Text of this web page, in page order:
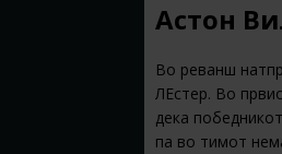
Астон
Во реванш
ЛЕстер. Во
дека
па во тимот